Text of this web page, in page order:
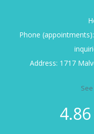
Phone (appointments):
Address: 1717
4.86